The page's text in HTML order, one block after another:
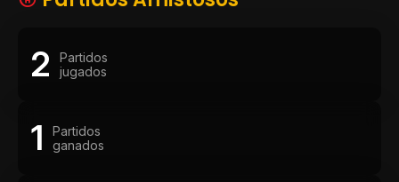
2
Partidos
jugados
1
Partidos
ganados